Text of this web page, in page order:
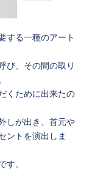
する一種のアート
び、その間の取り
くために出来たの
しが出き、首元や
ントを演出しま
す。